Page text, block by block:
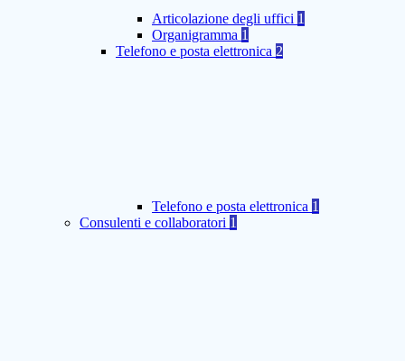
Articolazione degli uffici 1
Organigramma 1
Telefono e posta elettronica 2
Telefono e posta elettronica 1
Consulenti e collaboratori 1